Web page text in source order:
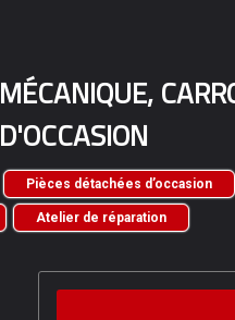
MÉCANIQUE,
D'OCCASION
Pièces détachées d’occasion
Atelier de réparation